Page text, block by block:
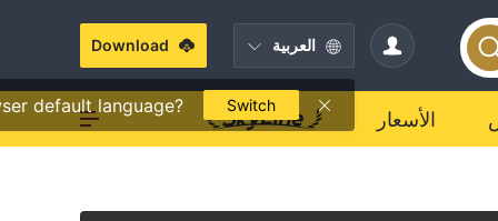
العربية
default language? Switch
Download
الأسعار